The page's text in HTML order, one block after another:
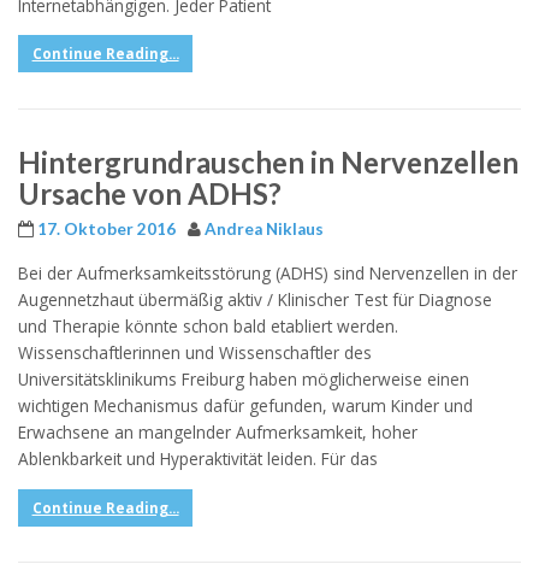
Internetabhängigen. Jeder Patient
Continue Reading...
Hintergrundrauschen in Nervenzellen
Ursache von ADHS?
17. Oktober 2016 Andrea Niklaus
Bei der Aufmerksamkeitsstörung (ADHS) sind Nervenzellen in der
Augennetzhaut übermäßig aktiv / Klinischer Test für Diagnose
und Therapie könnte schon bald etabliert werden.
Wissenschaftlerinnen und Wissenschaftler des
Universitätsklinikums Freiburg haben möglicherweise einen
wichtigen Mechanismus dafür gefunden, warum Kinder und
Erwachsene an mangelnder Aufmerksamkeit, hoher
Ablenkbarkeit und Hyperaktivität leiden. Für das
Continue Reading...